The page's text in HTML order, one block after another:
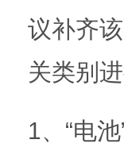
议补齐
关类别
1、“电